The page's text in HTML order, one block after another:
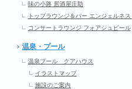
味の小路 居酒屋庄助
トップラウンジ＆バー エンジェルネス
コンサートラウンジ フォアシュピール
温泉・プール
温泉プール クアハウス
イラストマップ
施設のご案内